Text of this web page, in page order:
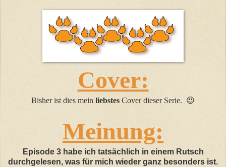
Cover:
Bisher ist dies mein liebstes Cover dieser Serie. 😍
Meinung:
Episode 3 habe ich tatsächlich in einem Rutsch
durchgelesen, was für mich wieder ganz besonders ist.